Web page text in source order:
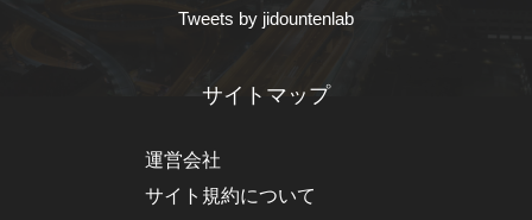
Tweets by jidountenlab
サイトマップ
運営会社
サイト規約について